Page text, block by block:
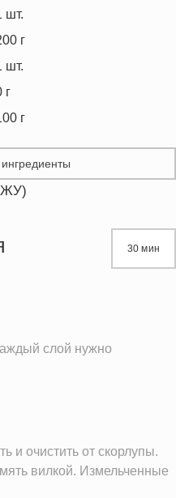
шт.
г
шт.
г
г
мг
ч.л.
30 мин
слой нужно
и очистить от скорлупы.
вилкой. Измельченные